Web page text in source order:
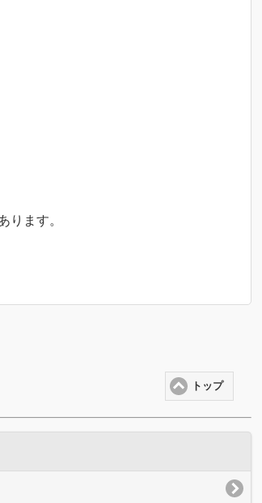
ります。
トップ